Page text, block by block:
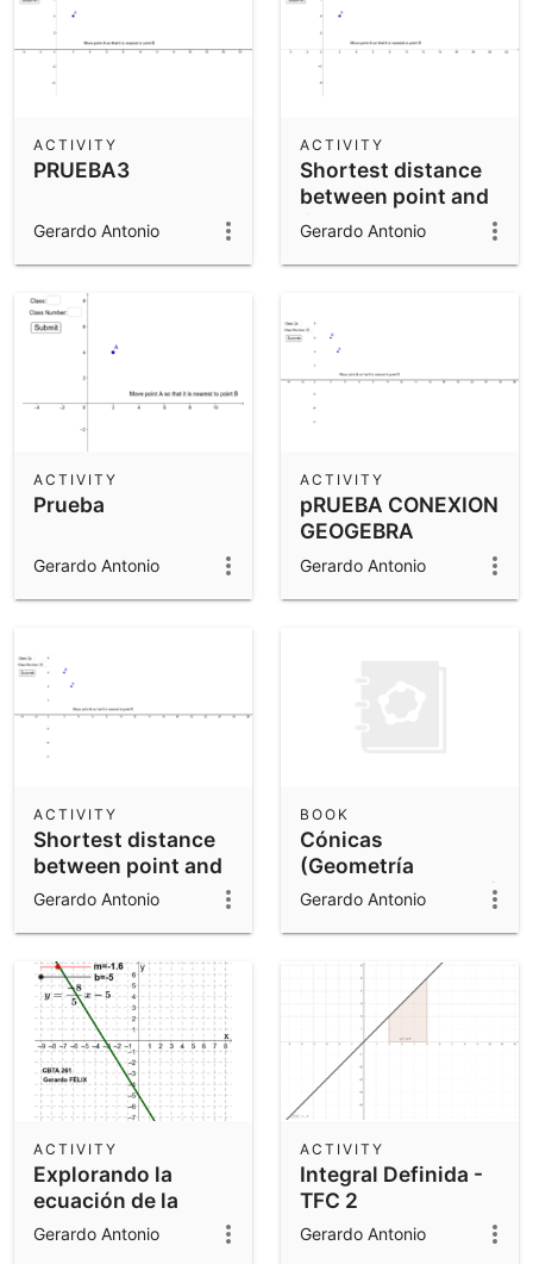
PRUEBA3
ACTIVITY
Gerardo Antonio
Shortest distance
between point and
line
ACTIVITY
Gerardo Antonio
Prueba
ACTIVITY
Gerardo Antonio
pRUEBA CONEXION
GEOGEBRA
ACTIVITY
Gerardo Antonio
Shortest distance
between point and
line
ACTIVITY
Gerardo Antonio
Cónicas
(Geometría
Analítica- Parcial 3)
BOOK
Gerardo Antonio
Explorando la
ecuación de la
recta de la forma
ACTIVITY
Gerardo Antonio
Integral Definida -
TFC 2
ACTIVITY
Gerardo Antonio